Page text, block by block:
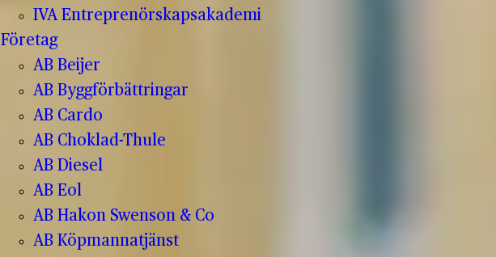
IVA Entreprenörskapsakademi
Företag
AB Beijer
AB Byggförbättringar
AB Cardo
AB Choklad-Thule
AB Diesel
AB Eol
AB Hakon Swenson & Co
AB Köpmannatjänst